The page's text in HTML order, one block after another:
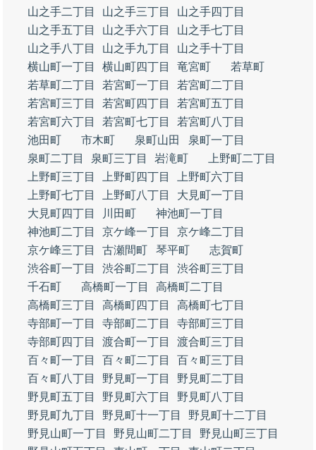
山之手二丁目
山之手三丁目
山之手四丁目
山之手五丁目
山之手六丁目
山之手七丁目
山之手八丁目
山之手九丁目
山之手十丁目
横山町一丁目
横山町四丁目 竜宮町
若草町
若草町二丁目
若宮町一丁目
若宮町二丁目
若宮町三丁目
若宮町四丁目
若宮町五丁目
若宮町六丁目
若宮町七丁目
若宮町八丁目
池田町
市木町 泉町山田
泉町一丁目
泉町二丁目
泉町三丁目 岩滝町
上野町二丁目
上野町三丁目
上野町四丁目
上野町六丁目
上野町七丁目
上野町八丁目
大見町一丁目
大見町四丁目
川田町
神池町一丁目
神池町二丁目
京ケ峰一丁目
京ケ峰二丁目
京ケ峰三丁目
古瀬間町 琴平町
志賀町
渋谷町一丁目
渋谷町二丁目
渋谷町三丁目
千石町
高橋町一丁目
高橋町二丁目
高橋町三丁目
高橋町四丁目
高橋町七丁目
寺部町一丁目
寺部町二丁目
寺部町三丁目
寺部町四丁目
渡合町一丁目
渡合町三丁目
百々町一丁目
百々町二丁目
百々町三丁目
百々町八丁目
野見町一丁目
野見町二丁目
野見町五丁目
野見町六丁目
野見町八丁目
野見町九丁目
野見町十一丁目
野見町十二丁目
野見山町一丁目
野見山町二丁目
野見山町三丁目